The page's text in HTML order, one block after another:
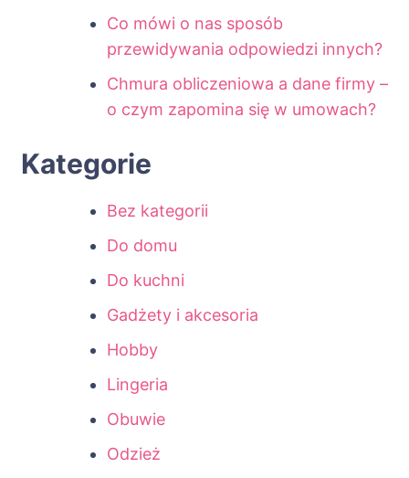
Co mówi o nas sposób
przewidywania odpowiedzi innych?
Chmura obliczeniowa a dane firmy –
o czym zapomina się w umowach?
Kategorie
Bez kategorii
Do domu
Do kuchni
Gadżety i akcesoria
Hobby
Lingeria
Obuwie
Odzież